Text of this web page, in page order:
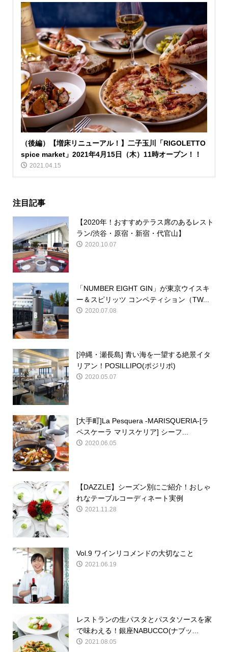
（後編）【増床リニューアル！】二子玉川「RIGOLETTO
spice market」2021年4月15日（木）11時オープン！！
2021.04.15
注目記事
【2020年！おすすめテラス席のあるレスト
ラン/渋谷・原宿・新宿・代官山】
2020.10.07
「NUMBER EIGHT GIN」が東京ウイスキ
ー＆スピリッツ コンペティション（TW...
2020.07.08
[沖縄・瀬長島] 青い海を一望する絶景イタ
リアン！POSILLIPO(ポジリポ)
2020.05.07
[大手町]La Pesquera -MARISQUERIA-[ラ
ペスケーラ マリスケリア] シーフ...
2020.06.05
【DAZZLE】シーズン別にご紹介！おしゃ
れなテーブルコーディネート実例
2021.11.28
Vol.9 ワインリコメンドの大切なこと
2021.06.19
レストランの生パスタとパスタソースを家
で味わえる！銀座NABUCCO(ナブッ...
2021.08.05